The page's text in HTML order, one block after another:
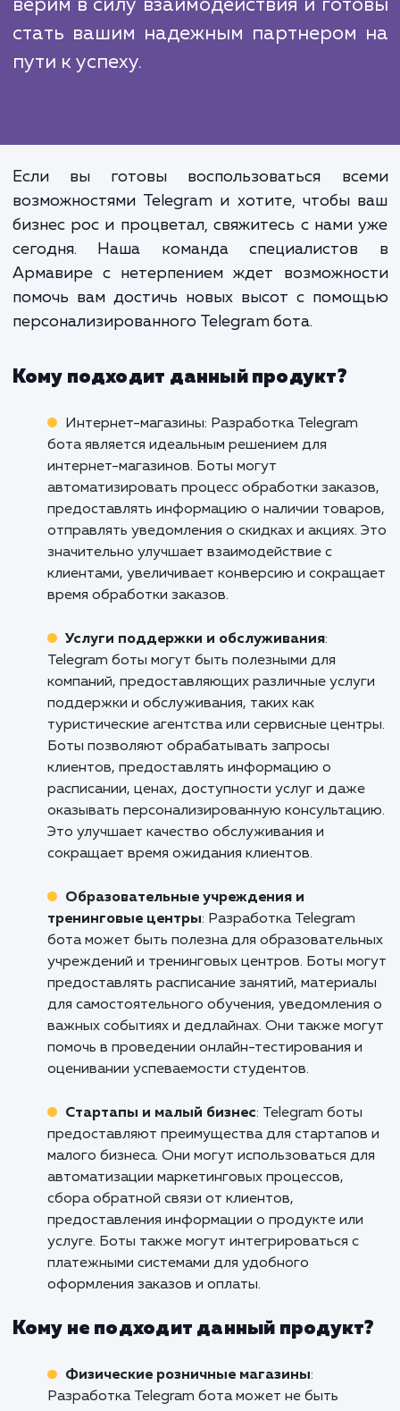
такой же уровень экспертизы,
индивидуального подхода, как наше
Наша услуга "Разработка
бота" - это не просто создание
Это процесс совместной работы, в
которого мы помогаем
использовать Telegram
достижения ваших бизнес-
стать вашим надежным
пути к успеху.
Если вы готовы воспользоваться
возможностями Telegram и хотите, чтобы
бизнес рос и процветал, свяжитесь с нами
сегодня. Наша команда
Армавире с нетерпением ждет
помочь вам достичь новых высот с
персонализированного Telegram бота.
Кому подходит данный продукт?
Интернет-магазины: Разработка Telegram
бота является идеальным решением для
автоматизировать процесс обработки
предоставлять информацию о наличии
отправлять уведомления о скидках и
значительно улучшает взаимодействие с
клиентами, увеличивает конверсию и
время обработки заказов.
Услуги поддержки и обслуживания
компаний, предоставляющих различные
поддержки и обслуживания, таких как
туристические агентства или сервисные
Боты позволяют обрабатывать запросы
клиентов, предоставлять информацию о
расписании, ценах, доступности услуг и
оказывать персонализированную
Это улучшает качество обслуживания и
тренинговые центры: Разработка Telegram
бота может быть полезна для